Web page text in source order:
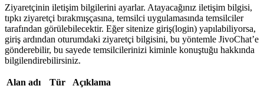
Ziyaretçinin iletişim bilgilerini ayarlar. Atayacağınız iletişim bilgisi,
tıpkı ziyaretçi bırakmışçasına, temsilci uygulamasında temsilciler
tarafından görülebilecektir. Eğer sitenize giriş(login) yapılabiliyorsa,
giriş ardından oturumdaki ziyaretçi bilgisini, bu yöntemle JivoChat’e
gönderebilir, bu sayede temsilcilerinizi kiminle konuştuğu hakkında
bilgilendirebilirsiniz.
Alan adı Tür
Açıklama